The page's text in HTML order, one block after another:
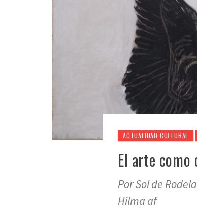
ACTUALIDAD CULTURAL
El arte
Por Sol de
Hilma af